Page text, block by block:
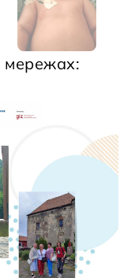
мережах: